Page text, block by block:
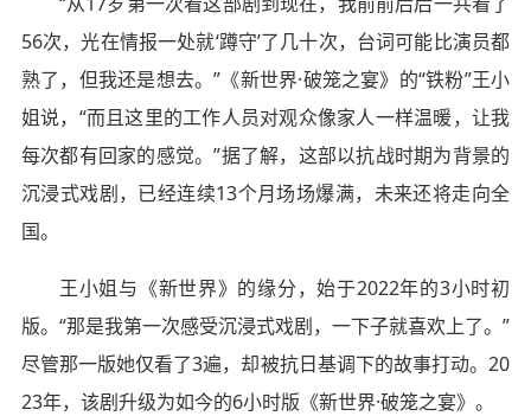
56次，光在情报一处就‘蹲守’了几十次，台词可能比演员都
熟了，但我还是想去。”《新世界·破笼之宴》的“铁粉”王小
姐说，“而且这里的工作人员对观众像家人一样温暖，让我
每次都有回家的感觉。”据了解，这部以抗战时期为背景的
沉浸式戏剧，已经连续13个月场场爆满，未来还将走向全
国。
王小姐与《新世界》的缘分，始于2022年的3小时初
版。“那是我第一次感受沉浸式戏剧，一下子就喜欢上了。”
尽管那一版她仅看了3遍，却被抗日基调下的故事打动。20
23年，该剧升级为如今的6小时版《新世界·破笼之宴》。